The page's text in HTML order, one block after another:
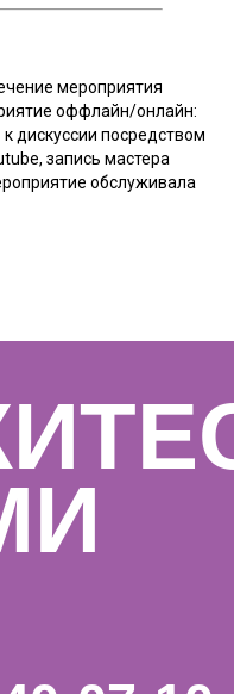
мероприятия
оффлайн/онлайн:
дискуссии посредством
запись мастера
обслуживала
10